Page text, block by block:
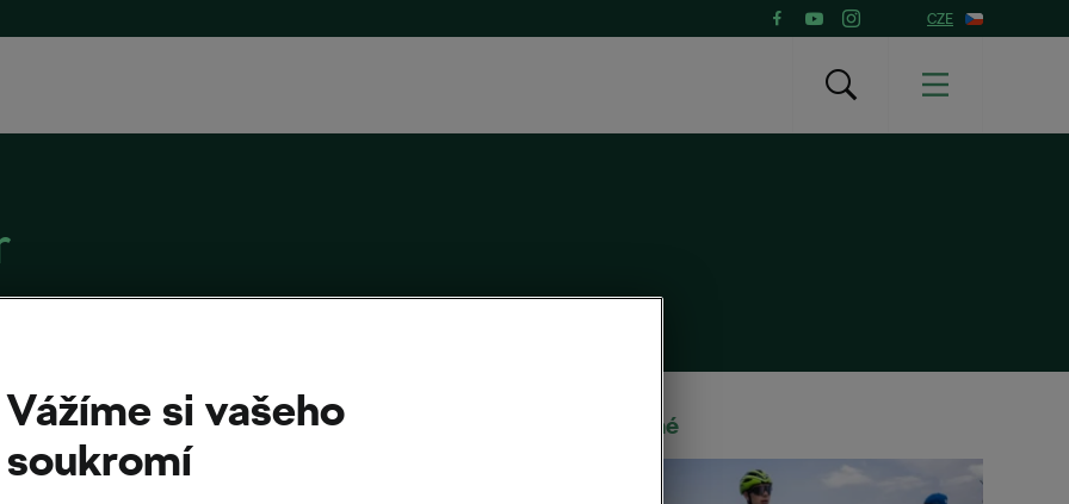
CZE
pestrá paleta cest pro všechny cyklisty
v10:00
6 minut čtení
Doporučené
Vážíme si vašeho
soukromí